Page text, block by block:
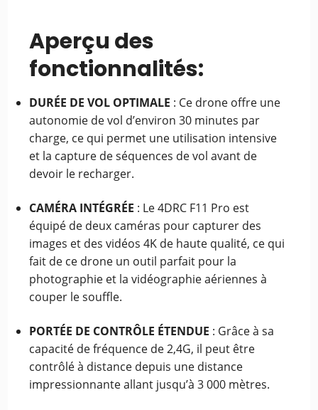
Aperçu des
fonctionnalités:
DURÉE DE VOL OPTIMALE : Ce drone offre une
autonomie de vol d’environ 30 minutes par
charge, ce qui permet une utilisation intensive
et la capture de séquences de vol avant de
devoir le recharger.
CAMÉRA INTÉGRÉE : Le 4DRC F11 Pro est
équipé de deux caméras pour capturer des
images et des vidéos 4K de haute qualité, ce qui
fait de ce drone un outil parfait pour la
photographie et la vidéographie aériennes à
couper le souffle.
PORTÉE DE CONTRÔLE ÉTENDUE : Grâce à sa
capacité de fréquence de 2,4G, il peut être
contrôlé à distance depuis une distance
impressionnante allant jusqu’à 3 000 mètres.